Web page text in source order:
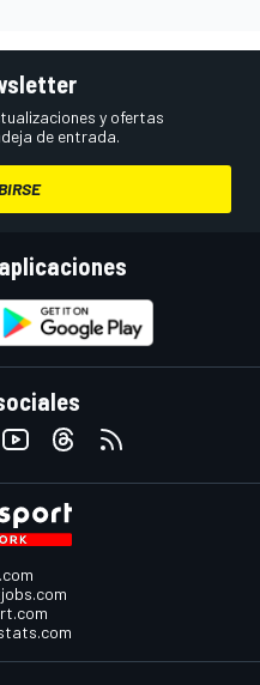
y ofertas
de entrada.